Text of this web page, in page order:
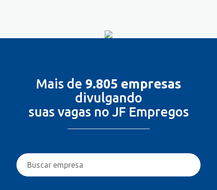
Mais de 9.805 empresas
divulgando
suas vagas no JF Empregos